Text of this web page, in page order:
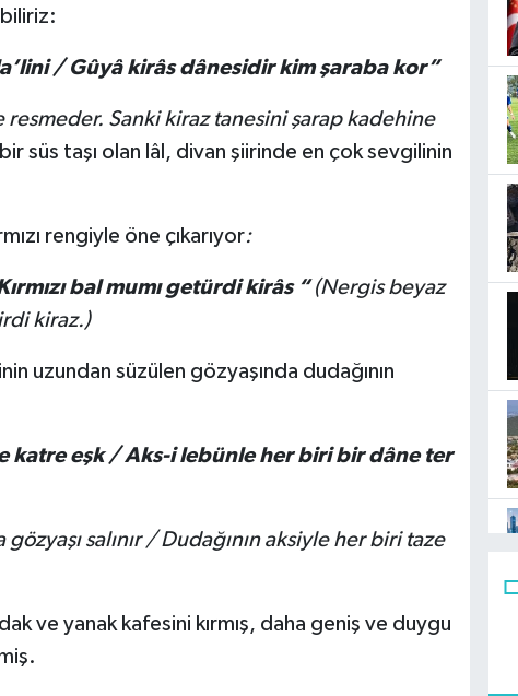
/ Gûyâ kirâs dânesidir kim şaraba kor”
resmeder. Sanki kiraz tanesini şarap kadehine
süs taşı olan lâl, divan şiirinde en çok sevgilinin
rengiyle öne çıkarıyor:
bal mumı getürdi kirâs “ (Nergis beyaz
kiraz.)
uzundan süzülen gözyaşında dudağının
katre eşk / Aks-i lebünle her biri bir dâne ter
salınır / Dudağının aksiyle her biri taze
ve yanak kafesini kırmış, daha geniş ve duygu